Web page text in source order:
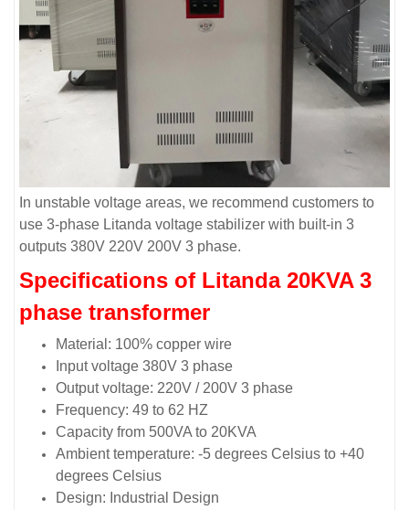
In unstable voltage areas, we recommend customers to
use 3-phase Litanda voltage stabilizer with built-in 3
outputs 380V 220V 200V 3 phase.
Specifications of Litanda 20KVA 3
phase transformer
Material: 100% copper wire
Input voltage 380V 3 phase
Output voltage: 220V / 200V 3 phase
Frequency: 49 to 62 HZ
Capacity from 500VA to 20KVA
Ambient temperature: -5 degrees Celsius to +40
degrees Celsius
Design: Industrial Design